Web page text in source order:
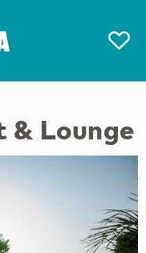
& Lounge